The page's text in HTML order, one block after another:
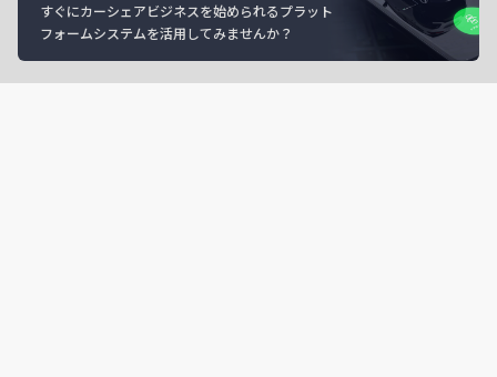
すぐにカーシェアビジネスを始められるプラット
フォームシステムを活用してみませんか？